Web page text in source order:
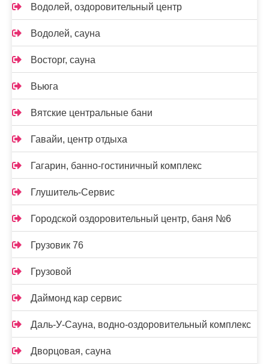
Водолей, оздоровительный центр
Водолей, сауна
Восторг, сауна
Вьюга
Вятские центральные бани
Гавайи, центр отдыха
Гагарин, банно-гостиничный комплекс
Глушитель-Сервис
Городской оздоровительный центр, баня №6
Грузовик 76
Грузовой
Даймонд кар сервис
Даль-У-Сауна, водно-оздоровительный комплекс
Дворцовая, сауна